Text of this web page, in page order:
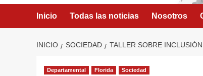
Inicio Todas las noticias Nosotros
INICIO SOCIEDAD TALLER SOBRE
Departamental Florida Sociedad